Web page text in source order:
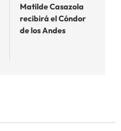
Matilde Casazola
recibirá el Cóndor
de los Andes